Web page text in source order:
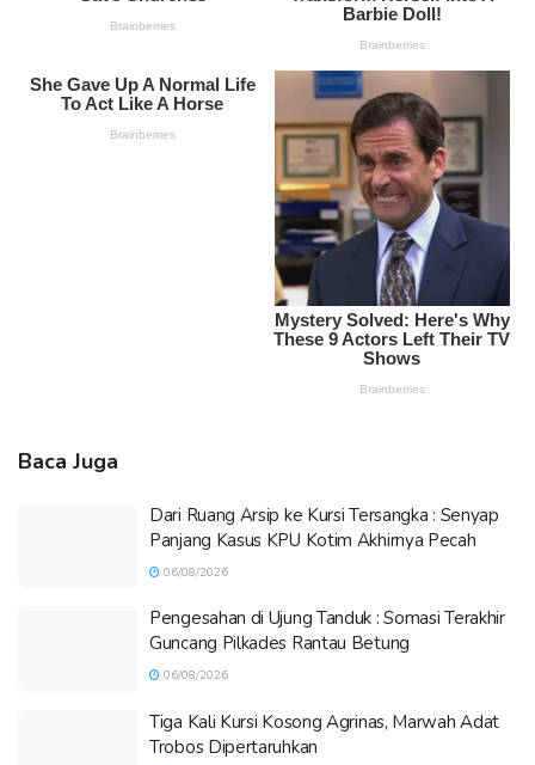
Baca Juga
Dari Ruang Arsip ke Kursi Tersangka : Senyap
Panjang Kasus KPU Kotim Akhirnya Pecah
06/08/2026
Pengesahan di Ujung Tanduk : Somasi Terakhir
Guncang Pilkades Rantau Betung
06/08/2026
Tiga Kali Kursi Kosong Agrinas, Marwah Adat
Trobos Dipertaruhkan